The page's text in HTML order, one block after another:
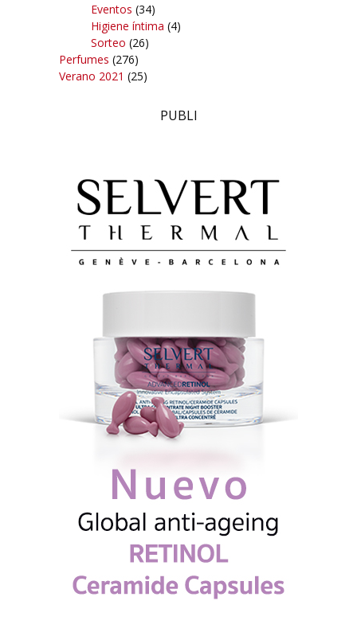
Eventos (34)
Higiene íntima (4)
Sorteo (26)
Perfumes (276)
Verano 2021 (25)
PUBLI